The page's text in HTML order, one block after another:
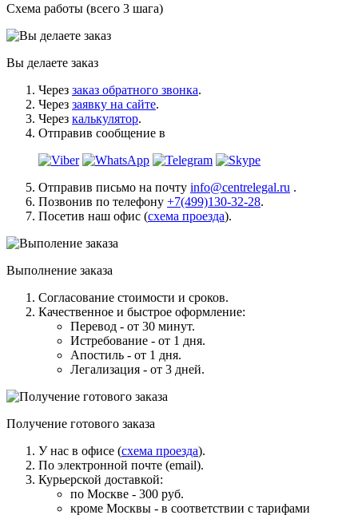
Схема работы (всего 3 шага)
Вы делаете заказ
Через заказ обратного звонка.
Через заявку на сайте.
Через калькулятор.
Отправив сообщение в
Отправив письмо на почту info@centrelegal.ru .
Позвонив по телефону +7(499)130-32-28.
Посетив наш офис (схема проезда).
Выполнение заказа
Согласование стоимости и сроков.
Качественное и быстрое оформление:
Перевод - от 30 минут.
Истребование - от 1 дня.
Апостиль - от 1 дня.
Легализация - от 3 дней.
Получение готового заказа
У нас в офисе (схема проезда).
По электронной почте (email).
Курьерской доставкой:
по Москве - 300 руб.
кроме Москвы - в соответствии с тарифами